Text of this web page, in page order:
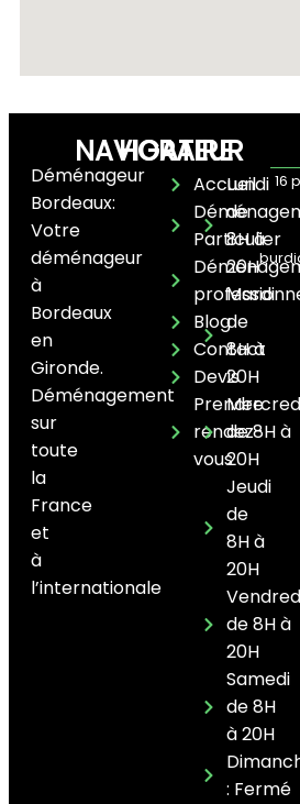
Déménageur
Bordeaux:
Votre
déménageur
à
Bordeaux
en
Gironde.
Déménagement
sur
toute
la
France
et
à
l’internationale
NAVIGATEUR
Accueil
Particulier
Blog
Contact
Devis
Prendre
rendez-
vous
HORAIRE
Lundi
de
8H à
20H
Mardi
de
8H à
20H
de 8H à
20H
Jeudi
de
8H à
20H
de 8H à
20H
Samedi
de 8H
à 20H
: Fermé
16